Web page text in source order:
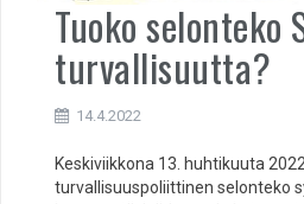
Tuoko selonteko
turvallisuutta?
14.4.2022
Keskiviikkona 13. huhtikuuta
turvallisuuspoliittinen selonteko